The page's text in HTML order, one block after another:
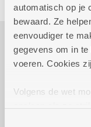
automatisch op je
bewaard. Ze
eenvoudiger te
gegevens om in
voeren. Cookies
Volgens de wet
Praktisch
dinsdag 13